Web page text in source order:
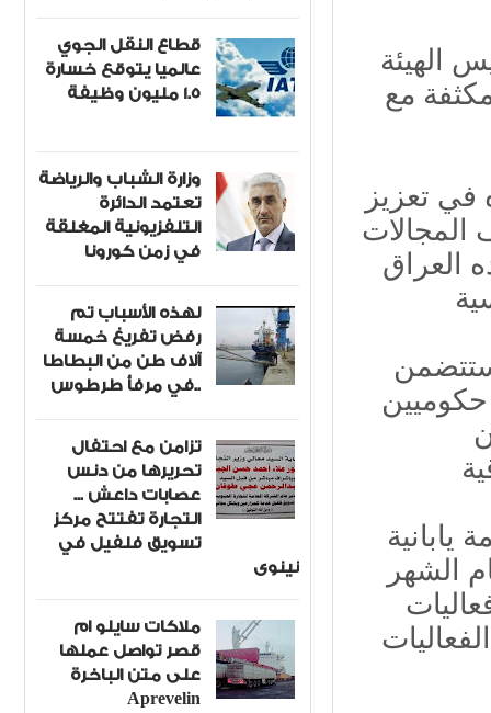
الهيئة
مع
في تعزيز
المجالات
العراق
ستتضمن
ومنظمة يابانية
الشهر
قطاع النقل الجوي
عالميا يتوقع خسارة
1.5 مليون وظيفة
وزارة الشباب والرياضة
تعتمد الدائرة
التلفزيونية المغلقة
في زمن كورونا
لهذه الأسباب تم
رفض تفريغ خمسة
آلاف طن من البطاطا
في مرفأ طرطوس..
تزامن مع احتفال
تحريرها من دنس
عصابات داعش ...
التجارة تفتتح مركز
تسويق فلفيل في
نينوى
ملاكات سايلو ام
قصر تواصل عملها
على متن الباخرة
Aprevelin